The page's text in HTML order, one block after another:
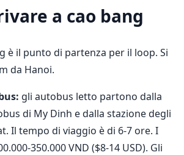
a cao bang
è il punto di partenza per il loop. Si
da Hanoi.
gli autobus letto partono dalla
di My Dinh e dalla stazione degli
Il tempo di viaggio è di 6-7 ore. I
350.000 VND ($8-14 USD). Gli